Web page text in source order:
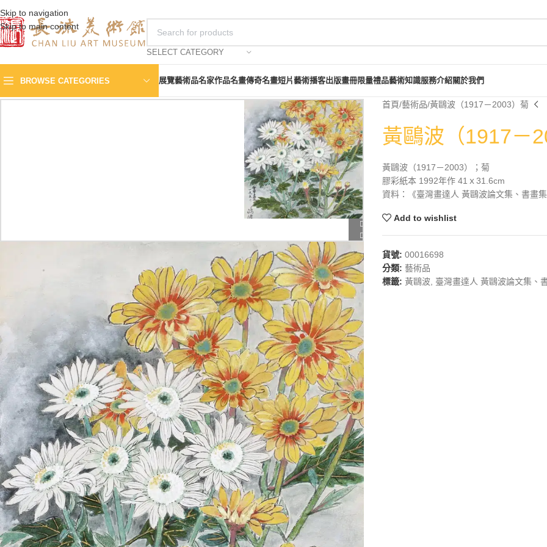
Skip to navigation
Skip to main content
SELECT CATEGORY
BROWSE CATEGORIES 展覽藝術品名家作品名畫傳奇名畫短片藝術播客出版畫冊限量禮品藝術知識服務介紹關於我們
首頁 藝術品 黃鷗波（1917－2003）菊
黃鷗波（1917－
黃鷗波（1917－2003）；菊
膠彩紙本 1992年作 41ｘ31.6cm
資料：《臺灣畫達人 黃鷗波論文集、書畫
Add to wishlist
貨號: 00016698
分類: 藝術品
標籤: 黃鷗波, 臺灣畫達人 黃鷗波論文集、